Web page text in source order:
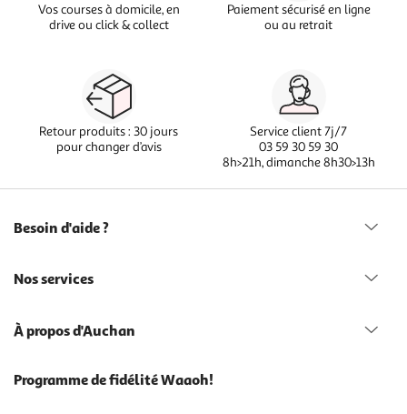
Vos courses à domicile, en
drive ou click & collect
Paiement sécurisé en ligne
ou au retrait
Retour produits : 30 jours
pour changer d’avis
Service client 7j/7
03 59 30 59 30
8h>21h, dimanche 8h30>13h
Besoin d'aide ?
Nos services
À propos d'Auchan
Programme de fidélité Waaoh!